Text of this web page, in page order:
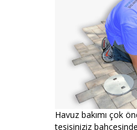
Havuz bakımı çok
tesisiniziz